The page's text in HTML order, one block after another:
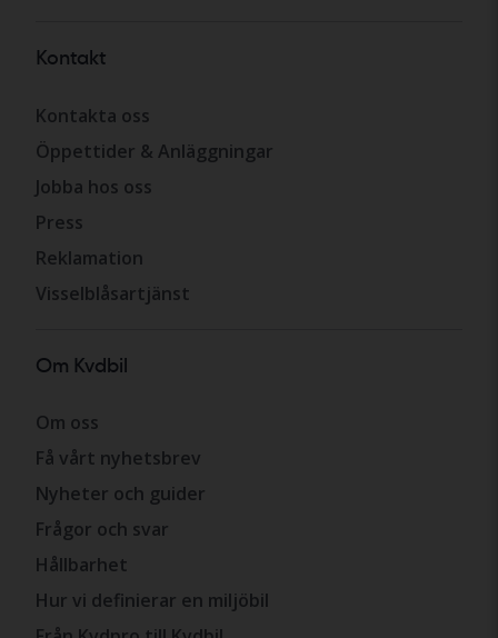
Kontakt
Kontakta oss
Öppettider & Anläggningar
Jobba hos oss
Press
Reklamation
Visselblåsartjänst
Om Kvdbil
Om oss
Få vårt nyhetsbrev
Nyheter och guider
Frågor och svar
Hållbarhet
Hur vi definierar en miljöbil